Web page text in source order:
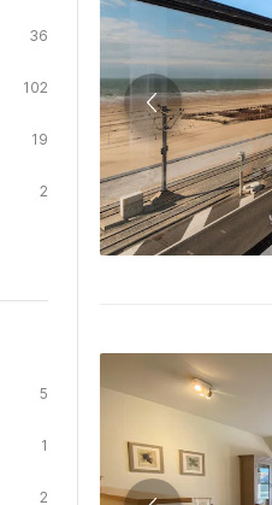
36
102
19
2
5
1
2